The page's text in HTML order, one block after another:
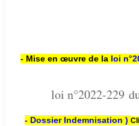
- Mise en œuvre de la loi n
loi n°2022-229
- Dossier Indemnisation )